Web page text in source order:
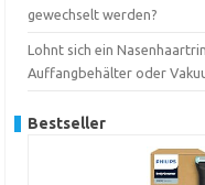
gewechselt werden?
Lohnt sich ein
Auffangbehälter oder
Bestseller